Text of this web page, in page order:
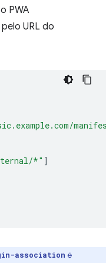
PWA
URL do
*" ]
association é